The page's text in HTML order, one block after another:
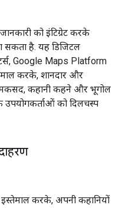
को इंटिग्रेट करके
सकता है. यह डिजिटल
Google Maps Platform
करके, शानदार और
मकसद, कहानी कहने और भूगोल
को दिलचस्प
इस्तेमाल करके, अपनी कहानियों